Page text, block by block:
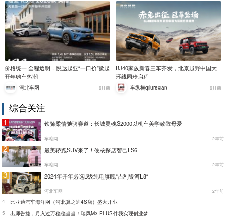
价格统一 全程透明，悦达起亚“一口价”掀起
开年购车热潮
河北车网 6月前
BJ40家族新春三车齐发，北京越野中国大
环线同步启程
车纵横qilurexian 6月前
综合关注
1 铁骑柔情驰骋赛道：长城灵魂S2000以机车美学致敬母爱
车嚓网 2年前
2 最美轿跑SUV来了！硬核探店智己LS6
车嚓网 2年前
3 2024年开年必选B级纯电旗舰“吉利银河E8“
河北车网 2年前
4
比亚迪汽车海洋网（河北翼之迪4S店）盛大开业
5
出师告捷，月入过万稳稳当当！瑞风M3 PLUS伴我实现创业梦